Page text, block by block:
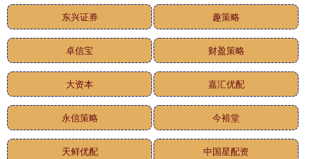
东兴证券 趣策略
卓信宝 财盈策略
大资本 嘉汇优配
永信策略 今裕堂
天鲜优配 中国星配资